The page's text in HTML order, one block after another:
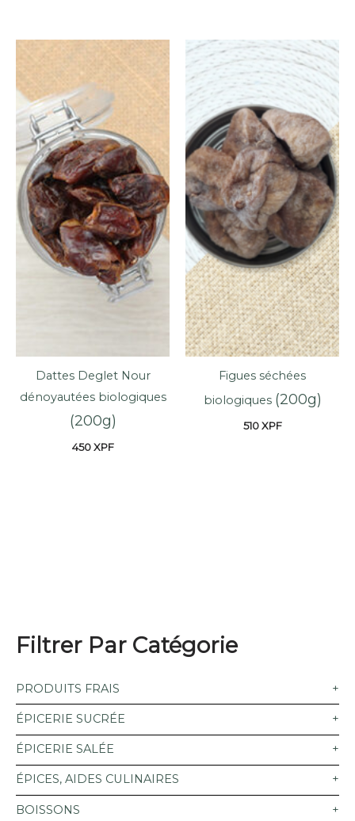
Filtrer Par Catégorie
PRODUITS FRAIS
ÉPICERIE SUCRÉE
ÉPICERIE SALÉE
ÉPICES, AIDES CULINAIRES
BOISSONS
Dattes Deglet Nour
dénoyautées biologiques
(200g)
450XPF
Figues séchées
biologiques (200g)
510XPF